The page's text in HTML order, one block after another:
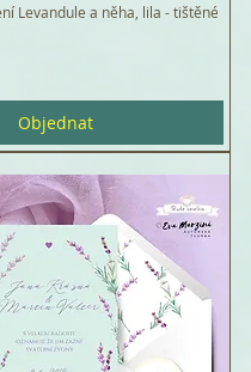
Levandule a něha, lila - tištěné
Objednat